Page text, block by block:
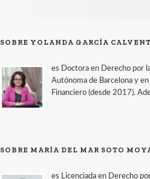
SOBRE YOLANDA GARCÍA
es Doctora en Derecho por
Autónoma de Barcelona y
Financiero (desde 2017).
SOBRE MARÍA DEL MAR SOTO
es Licenciada en Derecho